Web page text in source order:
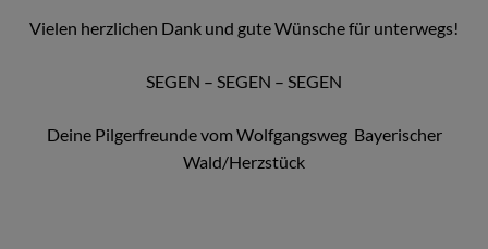
Vielen herzlichen Dank und gute Wünsche für unterwegs!
SEGEN – SEGEN – SEGEN
Deine Pilgerfreunde vom Wolfgangsweg Bayerischer
Wald/Herzstück